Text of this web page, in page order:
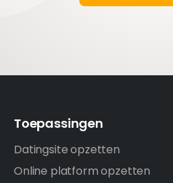
Toepassingen
Datingsite opzetten
Online platform opzetten